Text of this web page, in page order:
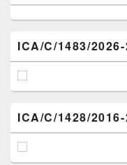
ICA/C/1483/
ICA/C/1428/